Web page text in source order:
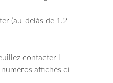
(au-delàs de 1.2
contacter l
affichés ci